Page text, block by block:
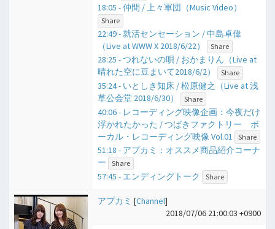
18:05 - 仲間 / 上々軍団（Music Video）
Share
22:49 - 就活センセーション / 中島卓偉
（Live at WWW X 2018/6/22）
Share
28:25 - つれないの唄 / おかまりん（Live at
晴れた空に豆まいて2018/6/2）
Share
35:24 - いとしき知床 / 松原健之（Live at 浅
草公会堂 2018/6/30）
Share
40:06 - レコーディング映像企画：今夜だけ
浮かれたかった / つばきファクトリー ボ
ーカル・レコーディング映像 Vol.01
Share
51:18 - アプカミ：オススメ商品紹介コーナ
ー
Share
57:45 - エンディングトーク Share
アプカミ [Channel]
2018/07/06 21:00:03 +0900